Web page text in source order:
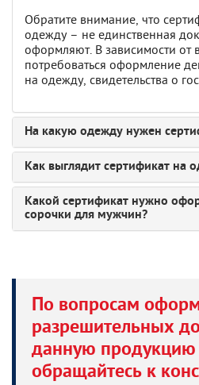
Обратите внимание, что
одежду – не единственная
оформляют. В зависимости от
потребоваться оформление
на одежду, свидетельства о
На какую одежду нужен
Как выглядит сертификат на
Какой сертификат нужно
сорочки для мужчин?
По вопросам
разрешительных
данную продукцию
обращайтесь к